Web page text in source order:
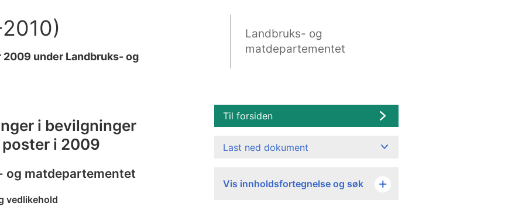
under Landbruks- og
Landbruks- og
matdepartementet
i bevilgninger
i 2009
og matdepartementet
vedlikehold
Til forsiden
Last ned dokument
Vis innholdsfortegnelse og søk